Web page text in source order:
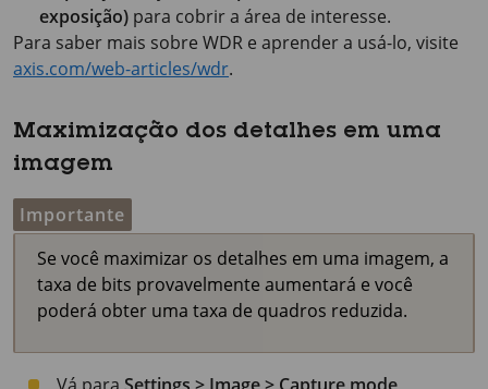
exposição) para cobrir a área de interesse.
Para saber mais sobre WDR e aprender a usá-lo, visite
axis.com/web-articles/wdr.
Maximização dos detalhes em uma
imagem
Importante
Se você maximizar os detalhes em uma imagem, a
taxa de bits provavelmente aumentará e você
poderá obter uma taxa de quadros reduzida.
Vá para Settings > Image > Capture mode